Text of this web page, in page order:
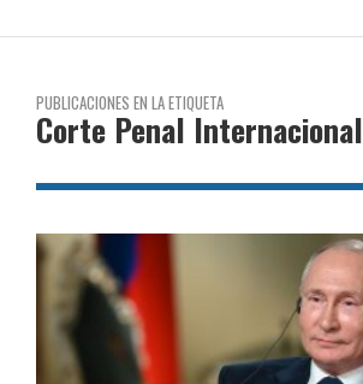
PUBLICACIONES EN LA ETIQUETA
Corte Penal Internacional